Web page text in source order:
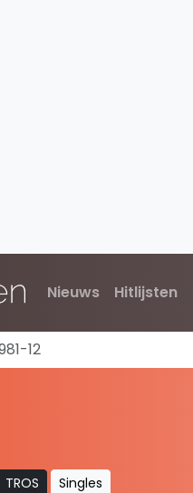
Nieuws Hitlijsten
12
TROS Singles